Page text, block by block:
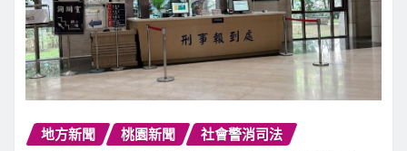
地方新聞 桃園新聞 社會警消司法